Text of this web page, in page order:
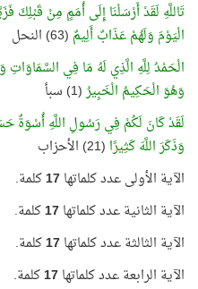
تَاللَّهِ لَقَدْ أَرْسَلْنَا إِلَى أُمَمٍ مِنْ قَبْلِكَ
الْيَوْمَ وَلَهُمْ عَذَابٌ أَلِيمٌ (63) النحل
الْحَمْدُ لِلَّهِ الَّذِي لَهُ مَا فِي
وَهُوَ الْحَكِيمُ الْخَبِيرُ(1) سبأ
لَقَدْ كَانَ لَكُمْ فِي رَسُولِ اللَّهِ أُسْوَةٌ
وَذَكَرَ اللَّهَ كَثِيرًا (21) الأحزاب
الآية الأولى عدد كلماتها17كلمة.
الآية الثانية عدد كلماتها17كلمة.
الآية الثالثة عدد كلماتها17كلمة.
الآية الرابعة عدد كلماتها17كلمة.